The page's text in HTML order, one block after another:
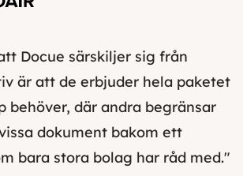
Docue särskiljer sig från
är att de erbjuder hela paketet
behöver, där andra begränsar
dokument bakom ett
bara stora bolag har råd med."